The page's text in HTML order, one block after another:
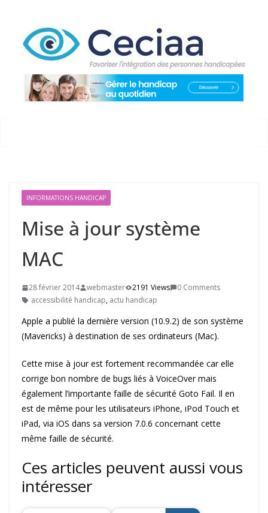
contenu
INFORMATIONS HANDICAP
Mise à jour système
MAC
28 février 2014 webmaster 2191 Views
0 Comments
accessibilité handicap, actu handicap
Apple a publié la dernière version (10.9.2) de son système
(Mavericks) à destination de ses ordinateurs (Mac).
Cette mise à jour est fortement recommandée car elle
corrige bon nombre de bugs liés à VoiceOver mais
également l’importante faille de sécurité Goto Fail. Il en
est de même pour les utilisateurs iPhone, iPod Touch et
iPad, via iOS dans sa version 7.0.6 concernant cette
même faille de sécurité.
Ces articles peuvent aussi vous
intéresser